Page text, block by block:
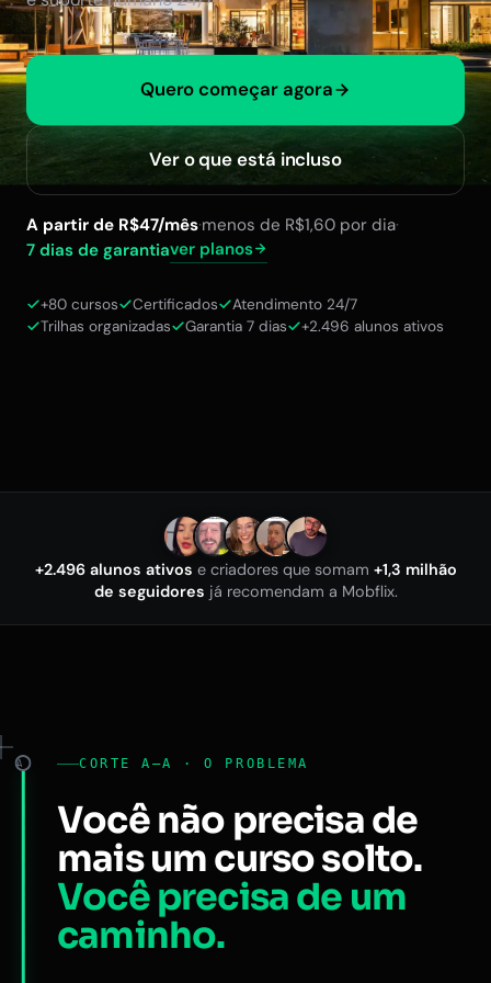
Quero começar agora
Ver o que está incluso
A partir de R$47/mês·menos de R$1,60 por dia·
7 dias de garantiaver planos
+80 cursos Certificados
Atendimento 24/7
Trilhas organizadas
Garantia 7 dias +2.496 alunos ativos
+2.496 alunos ativos e criadores que somam +1,3 milhão
de seguidores já recomendam a Mobflix.
A CORTE A–A · O PROBLEMA
Você não precisa de
mais um curso solto.
Você precisa de um
caminho.